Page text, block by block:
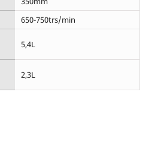
650-750trs/min
5,4L
2,3L